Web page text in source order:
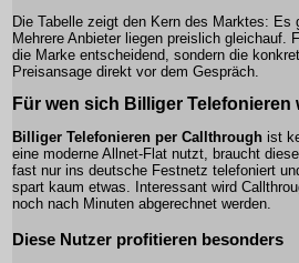
Die Tabelle zeigt den Kern des Marktes: Es
Mehrere Anbieter liegen preislich gleichauf.
die Marke entscheidend, sondern die
Preisansage direkt vor dem Gespräch.
Für wen sich Billiger
Billiger Telefonieren per Callthrough ist
eine moderne Allnet-Flat nutzt, braucht
fast nur ins deutsche Festnetz telefoniert
spart kaum etwas. Interessant wird
noch nach Minuten abgerechnet werden.
Diese Nutzer profitieren besonders